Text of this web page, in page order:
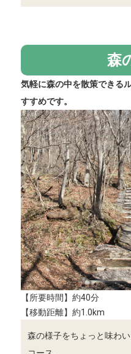
森
気軽に森の中を散策できる
すすめです。
【所要時間】約40分
【移動距離】約1.0km
森の様子をちょっと味わ